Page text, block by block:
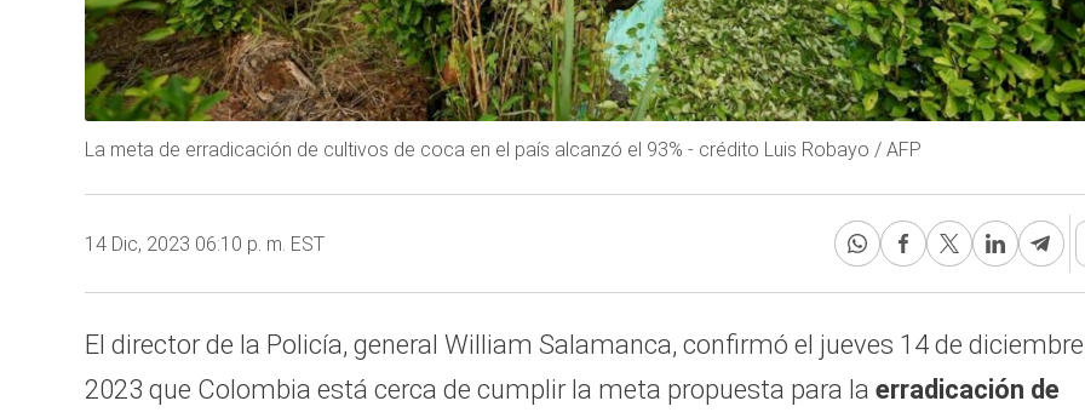
La meta de erradicación de cultivos de coca en el país alcanzó el 93% - crédito Luis Robayo / AFP
14 Dic, 2023 06:10 p. m. EST
El director de la Policía, general William Salamanca, confirmó el jueves 14 de
2023 que Colombia está cerca de cumplir la meta propuesta para la erradicación de